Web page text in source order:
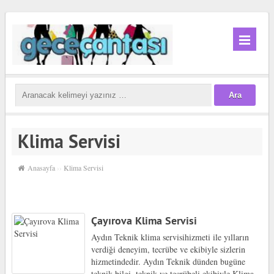
Klima Servisi
Anasayfa ›› Klima Servisi
Çayırova Klima Servisi
Aydın Teknik klima servisihizmeti ile yılların
verdiği deneyim, tecrübe ve ekibiyle sizlerin
hizmetindedir. Aydın Teknik dünden bugüne